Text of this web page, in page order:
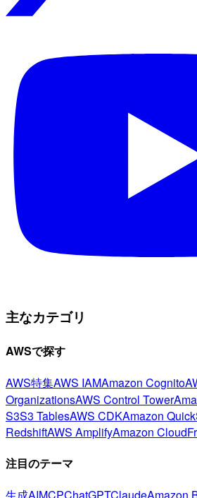
主なカテゴリ
AWSで探す
AWS特集AWS IAMAmazon Cognito
OrganizationsAWS Control Tower
S3S3 TablesAWS CDKAmazon
RedshiftAWS AmplifyAmazon
注目のテーマ